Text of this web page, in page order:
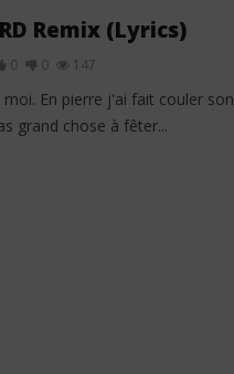
Remix (Lyrics)
0 0 147
En pierre j'ai fait couler son
grand chose à fêter...